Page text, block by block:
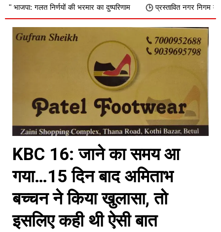
की भरमार का दुष्परिणाम प्रस्तावित नगर निगम में शामिल किए
KBC 16: जाने का समय आ
गया…15 दिन बाद अमिताभ
बच्चन ने किया खुलासा, तो
इसलिए कही थी ऐसी बात